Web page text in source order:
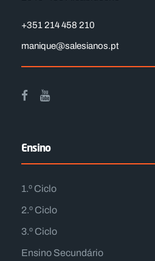
+351 214 458 210
manique@salesianos.pt
Ensino
1.º Ciclo
2.º Ciclo
3.º Ciclo
Ensino Secundário